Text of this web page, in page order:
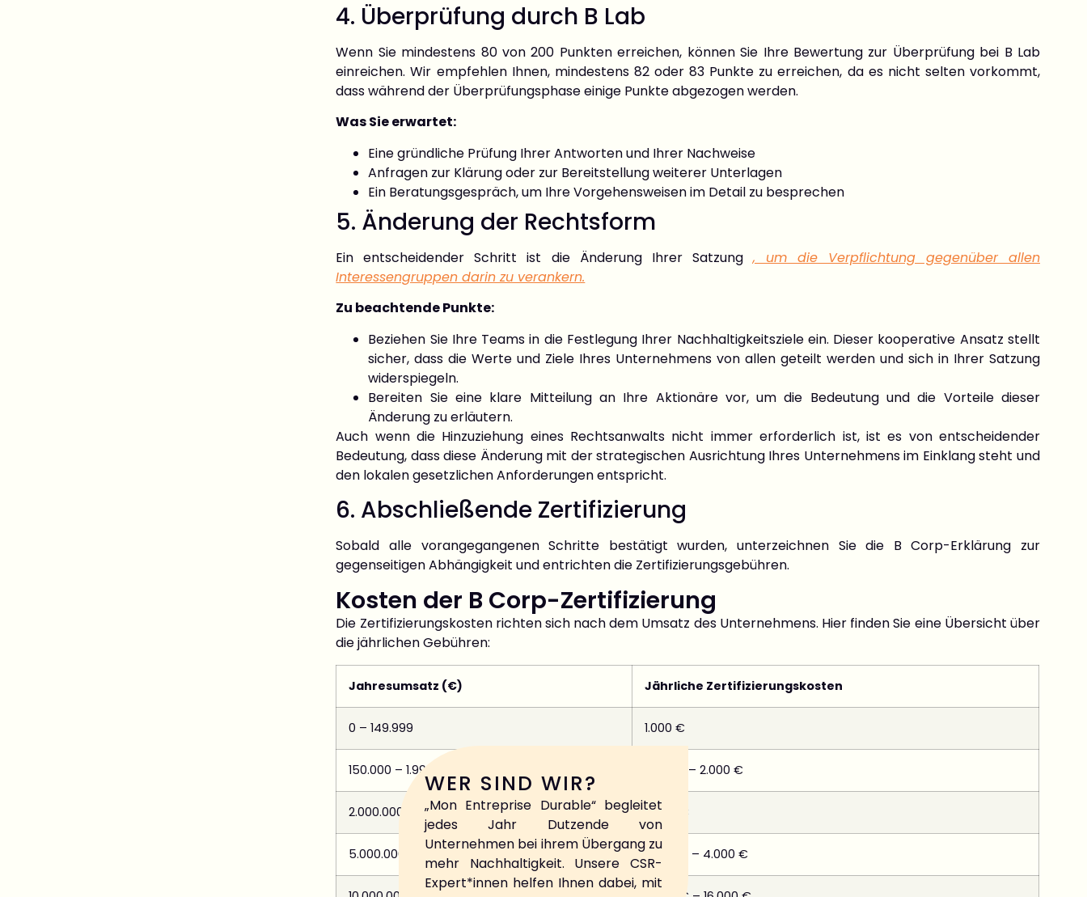
4. Überprüfung durch B Lab
Wenn Sie mindestens 80 von 200 Punkten erreichen, können Sie Ihre Bewertung zur Überprüfung bei B Lab
einreichen. Wir empfehlen Ihnen, mindestens 82 oder 83 Punkte zu erreichen, da es nicht selten vorkommt,
dass während der Überprüfungsphase einige Punkte abgezogen werden.
Was Sie erwartet:
Eine gründliche Prüfung Ihrer Antworten und Ihrer Nachweise
Anfragen zur Klärung oder zur Bereitstellung weiterer Unterlagen
Ein Beratungsgespräch, um Ihre Vorgehensweisen im Detail zu besprechen
5. Änderung der Rechtsform
Ein entscheidender Schritt ist die Änderung Ihrer Satzung, um die Verpflichtung gegenüber allen
Interessengruppen darin zu verankern.
Zu beachtende Punkte:
Beziehen Sie Ihre Teams in die Festlegung Ihrer Nachhaltigkeitsziele ein. Dieser kooperative Ansatz stellt
sicher, dass die Werte und Ziele Ihres Unternehmens von allen geteilt werden und sich in Ihrer Satzung
widerspiegeln.
Bereiten Sie eine klare Mitteilung an Ihre Aktionäre vor, um die Bedeutung und die Vorteile dieser
Änderung zu erläutern.
Auch wenn die Hinzuziehung eines Rechtsanwalts nicht immer erforderlich ist, ist es von entscheidender
Bedeutung, dass diese Änderung mit der strategischen Ausrichtung Ihres Unternehmens im Einklang steht und
den lokalen gesetzlichen Anforderungen entspricht.
6. Abschließende Zertifizierung
Sobald alle vorangegangenen Schritte bestätigt wurden, unterzeichnen Sie die B Corp-Erklärung zur
gegenseitigen Abhängigkeit und entrichten die Zertifizierungsgebühren.
Kosten der B Corp-Zertifizierung
Die Zertifizierungskosten richten sich nach dem Umsatz des Unternehmens. Hier finden Sie eine Übersicht über
die jährlichen Gebühren:
Jahresumsatz (€) Jährliche Zertifizierungskosten
0 – 149.999 1.000 €
150.000 – 1.999.999 1.000 € – 2.000 €
2.000.000 – 4.999.999 2.500 €
5.000.000 – 9.999.999 3.000 € – 4.000 €
WER SIND WIR?
„Mon Entreprise Durable“ begleitet
jedes Jahr Dutzende von
Unternehmen bei ihrem Übergang zu
mehr Nachhaltigkeit. Unsere CSR-
Expert*innen helfen Ihnen dabei, mit